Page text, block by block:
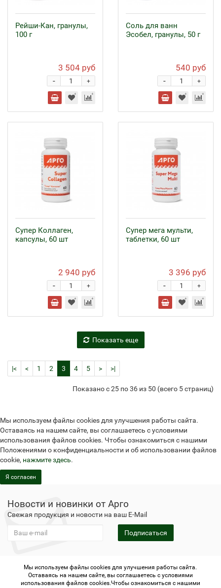
Рейши-Кан, гранулы,
100 г
3 504 руб
+
-
Соль для ванн
Эсобел, гранулы, 50 г
540 руб
+
-
Супер Коллаген,
капсулы, 60 шт
2 940 руб
+
-
Супер мега мульти,
таблетки, 60 шт
3 396 руб
+
-
Показать еще
|< < 1 2 3 4 5 > >|
Показано с 25 по 36 из 50 (всего 5 страниц)
Мы используем файлы cookies для улучшения работы сайта.
Оставаясь на нашем сайте, вы соглашаетесь с условиями
использования файлов cookies. Чтобы ознакомиться с нашими
Положениями о конфиденциальности и об использовании файлов
cookie, нажмите здесь.
Я согласен
Новости и новинки от Арго
Свежая продукция и новости на ваш E-Mail
Подписаться
Не является публичной офертой
Политика
конфиденциальности
Не является публичной офертой
Мы используем файлы cookies для улучшения работы сайта.
Оставаясь на нашем сайте, вы соглашаетесь с условиями
использования файлов cookies.Чтобы ознакомиться с нашими